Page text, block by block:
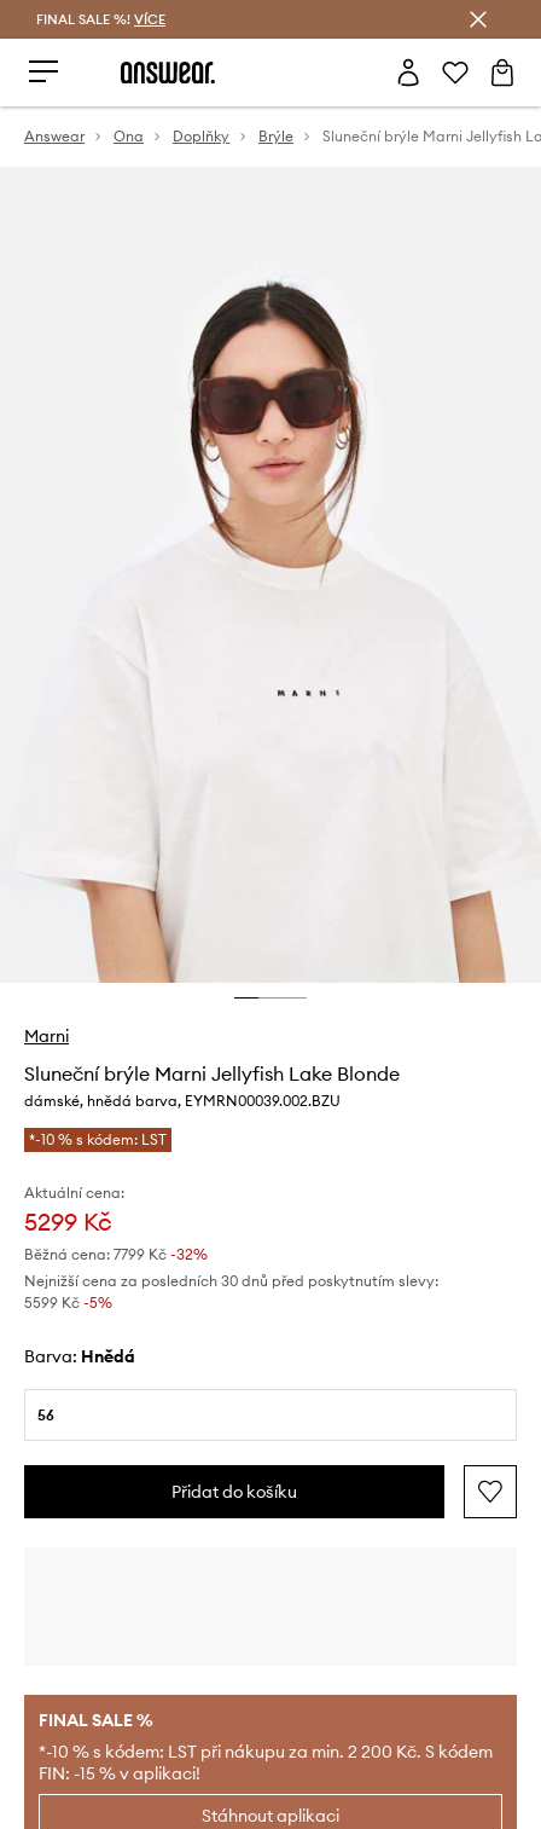
FINAL SALE %! VÍCE
Answear Ona Doplňky Brýle
Marni
Sluneční brýle Marni Jellyfish Lake Blonde
dámské, hnědá barva, EYMRN00039.002.BZU
*-10 % s kódem: LST
Aktuální cena:
5299 Kč
Běžná cena: 7799 Kč -32%
Nejnižší cena za posledních 30 dnů před poskytnutím slevy:
5599 Kč -5%
Barva: hnědá
56
Přidat do košíku
FINAL SALE %
*-10 % s kódem: LST při nákupu za min. 2 200 Kč. S kódem
FIN: -15 % v aplikaci!
Stáhnout aplikaci